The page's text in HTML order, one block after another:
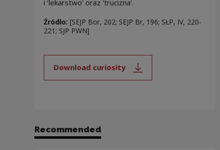
i ‘lekarstwo’ oraz ‘trucizna’.
Źródło: [SEJP Bor, 202; SEJP Br, 196; SŁP, IV, 220-
221; SJP PWN]
Download curiosity
Note, the link will open in a new
Recommended